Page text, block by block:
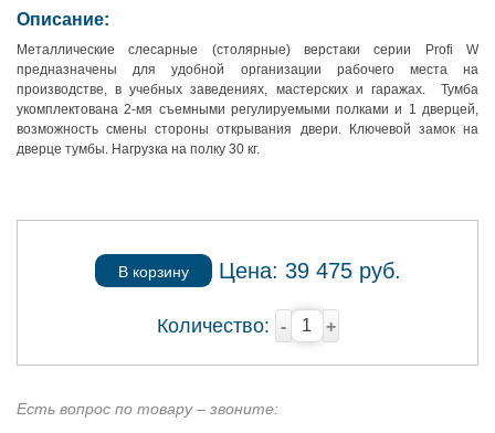
Описание:
Металлические слесарные (столярные) верстаки серии Profi W
предназначены для удобной организации рабочего места на
производстве, в учебных заведениях, мастерских и гаражах. Тумба
укомплектована 2-мя съемными регулируемыми полками и 1 дверцей,
возможность смены стороны открывания двери. Ключевой замок на
дверце тумбы. Нагрузка на полку 30 кг.
В корзину Цена: 39 475руб.
Количество: - +
Есть вопрос по товару – звоните: